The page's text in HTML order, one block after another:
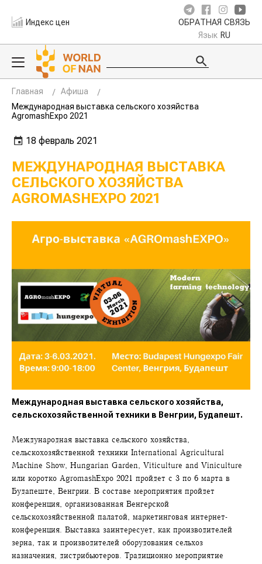
Индекс цен ОБРАТНАЯ СВЯЗЬ
Язык RU
Главная
Афиша
Международная выставка сельского хозяйства
AgromashExpo 2021
18 февраль 2021
МЕЖДУНАРОДНАЯ ВЫСТАВКА
СЕЛЬСКОГО ХОЗЯЙСТВА
AGROMASHEXPO 2021
Международная выставка сельского хозяйства,
сельскохозяйственной техники в Венгрии, Будапешт.
Международная выставка сельского хозяйства,
сельскохозяйственной техники International Agricultural
Machine Show, Hungarian Garden, Viticulture and Viniculture
или коротко AgromashExpo 2021 пройдет с 3 по 6 марта в
Будапеште, Венгрии. В составе мероприятия пройдет
конференция, организованная Венгерской
сельскохозяйственной палатой, маркетинговая интернет-
конференция. Выставка заинтересует, как производителей
зерна, так и производителей оборудования сельхоз
назначения, дистрибьютеров. Традиционно мероприятие